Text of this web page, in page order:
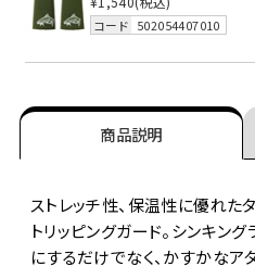
コード 502054407010
商品説明
ストレッチ性、保温性に優れた
トリッピングガード。シンキン
にするだけでなく、かすかなア